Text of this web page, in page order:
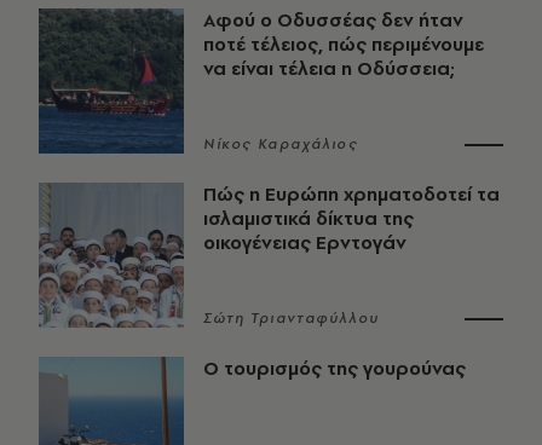
Αφού ο Οδυσσέας δεν ήταν
ποτέ τέλειος, πώς περιμένουμε
να είναι τέλεια η Οδύσσεια;
Νίκος Καραχάλιος
Πώς η Ευρώπη χρηματοδοτεί τα
ισλαμιστικά δίκτυα της
οικογένειας Ερντογάν
Σώτη Τριανταφύλλου
Ο τουρισμός της γουρούνας